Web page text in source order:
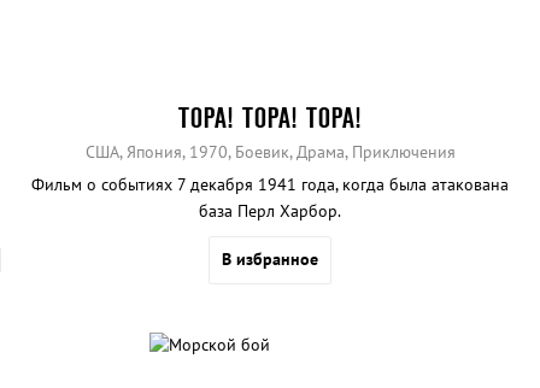
ТОРА! ТОРА! ТОРА!
США, Япония, 1970, Боевик, Драма, Приключения
Фильм о событиях 7 декабря 1941 года, когда была атакована
база Перл Харбор.
В избранное